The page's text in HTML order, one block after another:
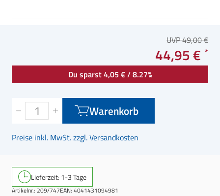
UVP 49,00 €
44,95 €
Du sparst 4,05 € / 8.27%
Warenkorb
Preise inkl. MwSt. zzgl. Versandkosten
Lieferzeit: 1-3 Tage
Artikelnr.: 209/747EAN: 4041431094981